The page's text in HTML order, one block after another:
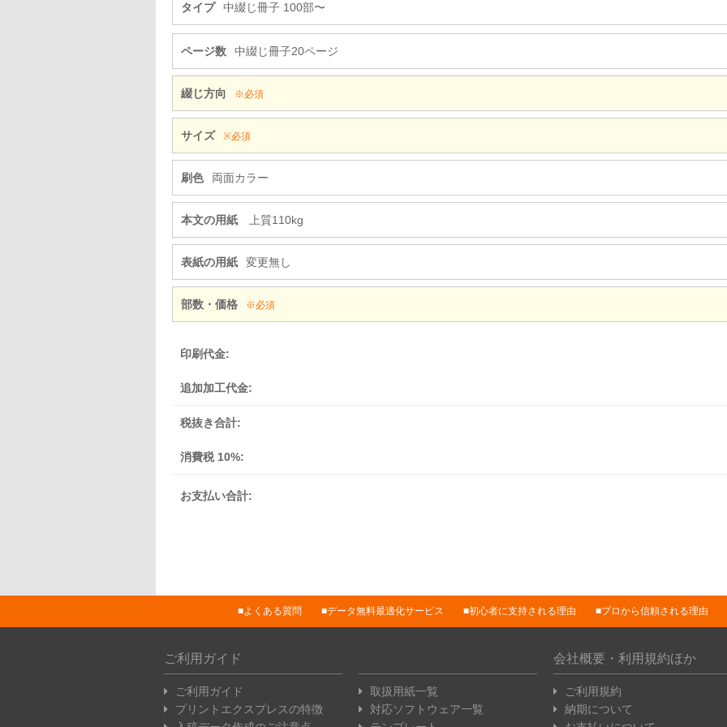
タイプ 中綴じ冊子 100部〜
ページ数 中綴じ冊子20ページ
綴じ方向 ※必須
サイズ ※必須
刷色 両面カラー
本文の用紙 上質110kg
表紙の用紙 変更無し
部数・価格 ※必須
印刷代金:
追加加工代金:
税抜き合計:
消費税 10%:
お支払い合計:
よくある質問 データ無料最適化サービス 初心者に支持される理由 プロから信頼される理由
ご利用ガイド
ご利用ガイド
プリントエクスプレスの特徴
取扱用紙一覧
対応ソフトウェア一覧
会社概要・利用規約ほか
ご利用規約
納期について